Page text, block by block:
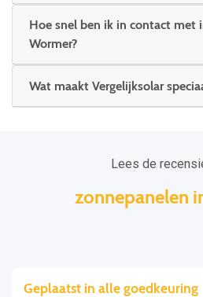
Hoe snel ben ik in contact met
Wormer?
Wat maakt Vergelijksolar
Lees de
zonnepanelen
Geplaatst in alle goedkeuring